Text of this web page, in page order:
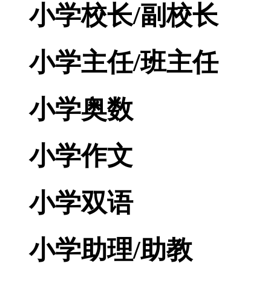
小学校长/副校长
小学主任/班主任
小学奥数
小学作文
小学双语
小学助理/助教